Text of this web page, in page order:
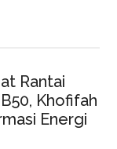
Rantai
Khofifah
Energi